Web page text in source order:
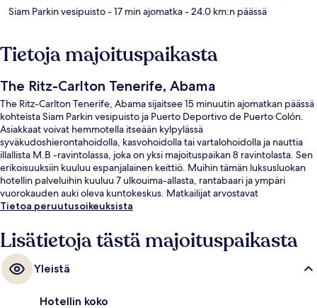
Siam Parkin vesipuisto- 17 min ajomatka- 24.0 km:n päässä
Tietoja majoituspaikasta
The Ritz-Carlton Tenerife, Abama
The Ritz-Carlton Tenerife, Abama sijaitsee 15 minuutin ajomatkan päässä
kohteista Siam Parkin vesipuisto ja Puerto Deportivo de Puerto Colón.
Asiakkaat voivat hemmotella itseään kylpylässä
syväkudoshierontahoidolla, kasvohoidolla tai vartalohoidolla ja nauttia
illallista M.B -ravintolassa, joka on yksi majoituspaikan 8 ravintolasta. Sen
erikoisuuksiin kuuluu espanjalainen keittiö. Muihin tämän luksusluokan
hotellin palveluihin kuuluu 7 ulkouima-allasta, rantabaari ja ympäri
vuorokauden auki oleva kuntokeskus. Matkailijat arvostavat
majoituspaikan avuliasta henkilökuntaa.
Tietoa peruutusoikeuksista
Lisätietoja tästä majoituspaikasta
Yleistä
Hotellin koko